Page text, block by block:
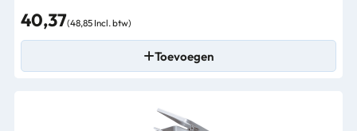
40,37(48,85 Incl. btw)
Toevoegen